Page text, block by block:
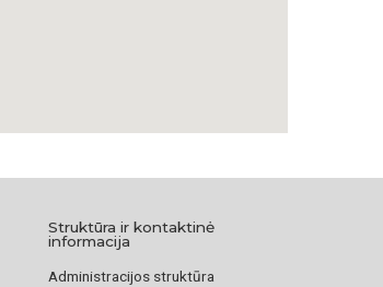
Struktūra ir kontaktinė
informacija
Administracijos struktūra